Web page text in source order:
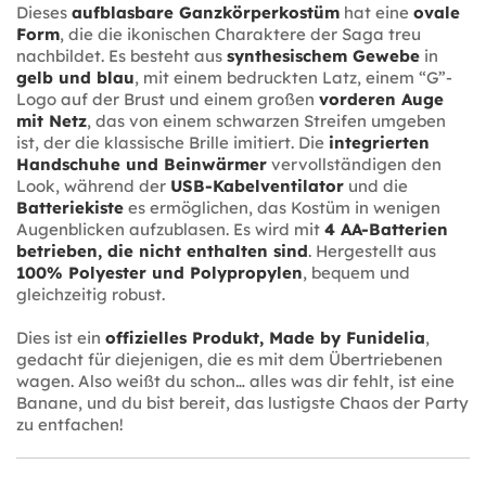
Dieses aufblasbare Ganzkörperkostüm hat eine ovale
Form, die die ikonischen Charaktere der Saga treu
nachbildet. Es besteht aus synthesischem Gewebe in
gelb und blau, mit einem bedruckten Latz, einem “G”-
Logo auf der Brust und einem großen vorderen Auge
mit Netz, das von einem schwarzen Streifen umgeben
ist, der die klassische Brille imitiert. Die integrierten
Handschuhe und Beinwärmer vervollständigen den
Look, während der USB-Kabelventilator und die
Batteriekiste es ermöglichen, das Kostüm in wenigen
Augenblicken aufzublasen. Es wird mit 4 AA-Batterien
betrieben, die nicht enthalten sind. Hergestellt aus
100% Polyester und Polypropylen, bequem und
gleichzeitig robust.
Dies ist ein offizielles Produkt, Made by Funidelia,
gedacht für diejenigen, die es mit dem Übertriebenen
wagen. Also weißt du schon… alles was dir fehlt, ist eine
Banane, und du bist bereit, das lustigste Chaos der Party
zu entfachen!